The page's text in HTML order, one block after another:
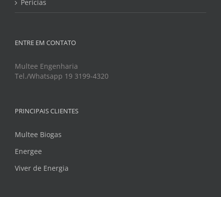
Perícias
ENTRE EM CONTATO
Multee Engenharia
Tel./Whatsapp 19 3199-4320
PRINCIPAIS CLIENTES
Multee Biogas
Energee
Viver de Energia